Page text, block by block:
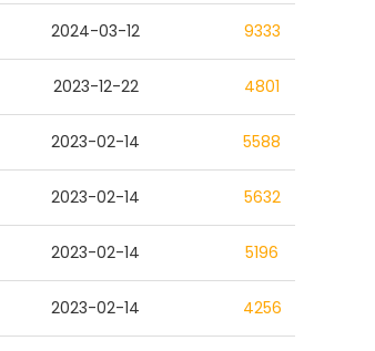
2024-03-12 9333
2023-12-22 4801
2023-02-14 5588
2023-02-14 5632
2023-02-14 5196
2023-02-14 4256